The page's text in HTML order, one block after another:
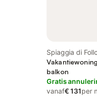
Spiaggia di
Follonica
balkon
Gratis
vanaf€ 131per